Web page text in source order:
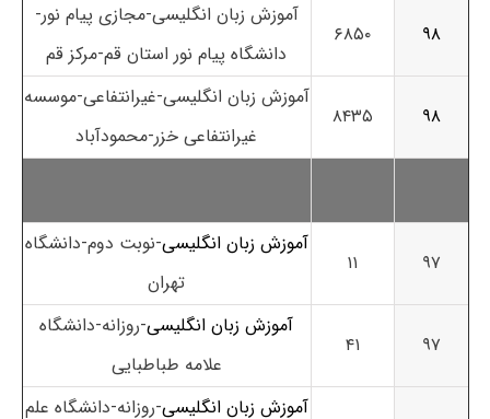
۹۸ ۶۸۵۰
آموزش زبان انگلیسی-مجازی پیام نور-
دانشگاه پیام نور استان قم-مرکز قم
۹۸ ۸۴۳۵
آموزش زبان انگلیسی-غیرانتفاعی-موسسه
غیرانتفاعی خزر-محمودآباد
۹۷ ۱۱
آموزش زبان انگلیسی-نوبت دوم-دانشگاه
تهران
۹۷ ۴۱
آموزش زبان انگلیسی-روزانه-دانشگاه
علامه طباطبایی
آموزش زبان انگلیسی-روزانه-دانشگاه علم